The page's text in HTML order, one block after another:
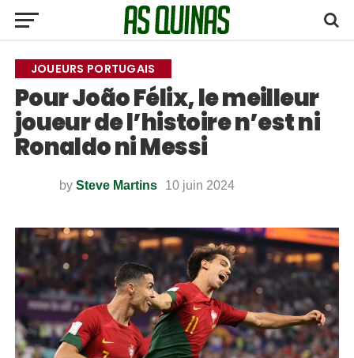
JOUEURS PORTUGAIS
Pour João Félix, le meilleur
joueur de l’histoire n’est ni
Ronaldo ni Messi
by Steve Martins 10 juin 2024